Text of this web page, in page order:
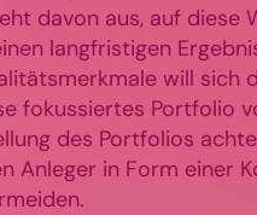
davon aus, auf diese
langfristigen
will sich
fokussiertes Portfolio
des Portfolios
Anleger in Form einer